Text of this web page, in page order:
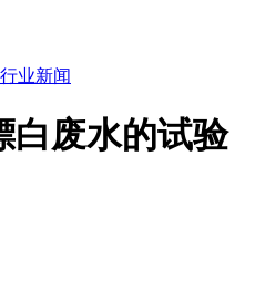
行业新闻
白废水的试验